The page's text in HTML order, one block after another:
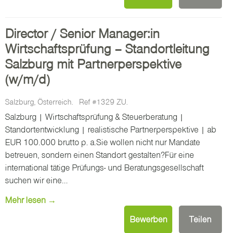
Director / Senior Manager:in
Wirtschaftsprüfung – Standortleitung
Salzburg mit Partnerperspektive
(w/m/d)
Salzburg, Österreich. Ref #1329 ZU.
Salzburg | Wirtschaftsprüfung & Steuerberatung |
Standortentwicklung | realistische Partnerperspektive | ab
EUR 100.000 brutto p. a.Sie wollen nicht nur Mandate
betreuen, sondern einen Standort gestalten?Für eine
international tätige Prüfungs- und Beratungsgesellschaft
suchen wir eine...
Mehr lesen →
Bewerben Teilen